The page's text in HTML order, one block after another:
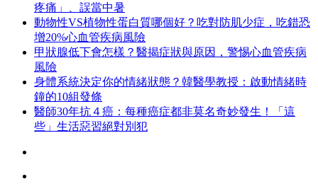
疼痛」、誤當中暑
動物性VS植物性蛋白質哪個好？吃對防肌少症，吃錯恐
增20%心血管疾病風險
甲狀腺低下會怎樣？醫揭症狀與原因，警惕心血管疾病
風險
身體系統決定你的情緒狀態？韓醫學教授：啟動情緒時
鐘的10組發條
醫師30年抗４癌：每種癌症都非莫名奇妙發生！「這
些」生活惡習絕對別犯